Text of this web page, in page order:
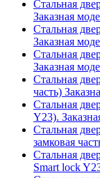
Стальная
Заказная
Стальная
Заказная
Стальная
Заказная
Стальная
часть)
Стальная
Y23).
Стальная
замковая
Стальная
Smart lock